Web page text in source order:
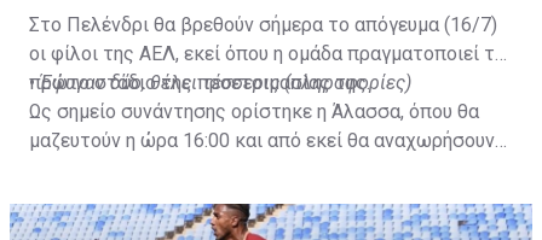
Στο Πελένδρι θα βρεθούν σήμερα το απόγευμα (16/7)
οι φίλοι της ΑΕΛ, εκεί όπου η ομάδα πραγματοποιεί το
πρώτο στάδιο της προετοιμασίας της.
•Έφυγαν δύο, θέλει τέσσερις (πληροφορίες)
Ως σημείο συνάντησης ορίστηκε η Άλασσα, όπου θα
μαζευτούν η ώρα 16:00 και από εκεί θα αναχωρήσουν
της ομάδας.